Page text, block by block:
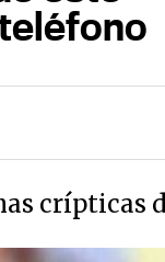
crípticas